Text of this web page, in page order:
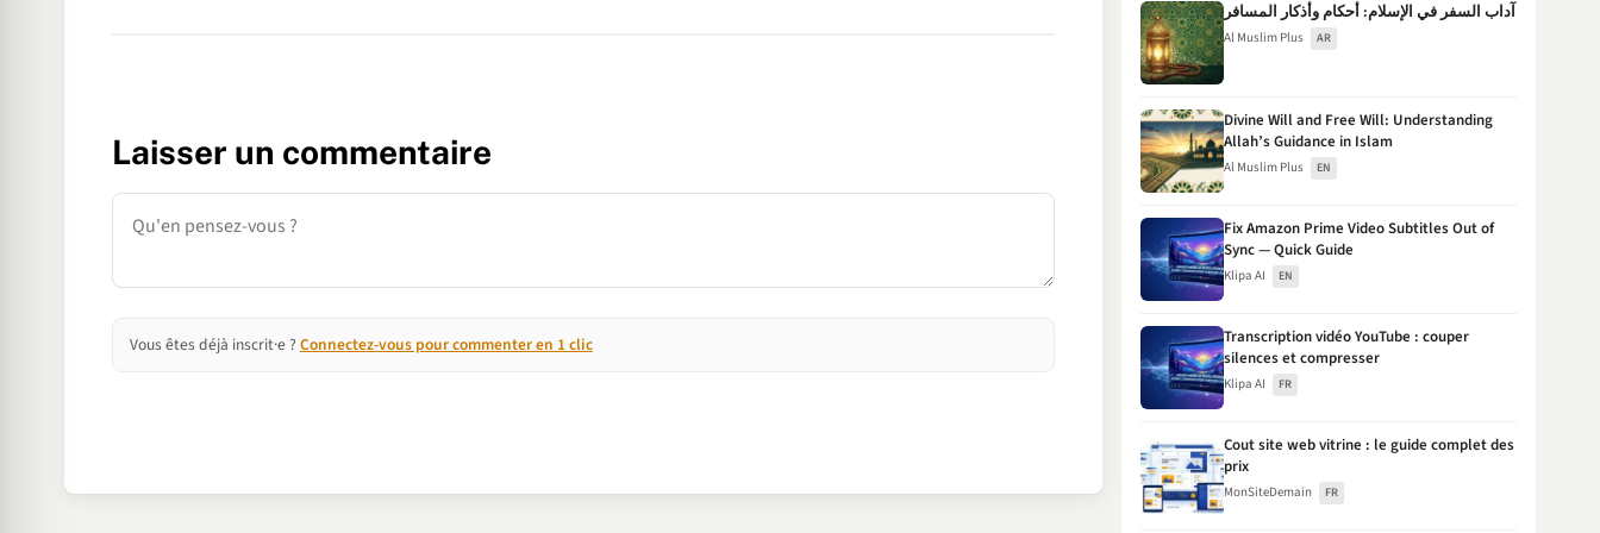
Laisser un commentaire
Commentaire
Vous êtes déjà inscrit·e ? Connectez-vous pour commenter en 1 clic
آداب السفر في الإسلام: أحكام وأذكار المسافر
Al Muslim Plus AR
Divine Will and Free Will: Understanding
Allah’s Guidance in Islam
Al Muslim Plus EN
Fix Amazon Prime Video Subtitles Out of
Sync — Quick Guide
Klipa AI EN
Transcription vidéo YouTube : couper
silences et compresser
Klipa AI FR
Cout site web vitrine : le guide complet des
prix
MonSiteDemain FR